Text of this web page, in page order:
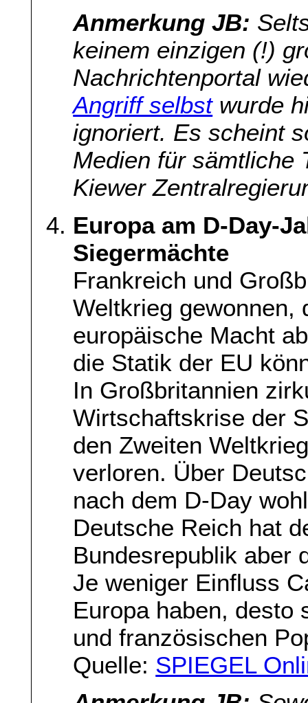
Anmerkung JB:
keinem einzigen (!)
Nachrichtenportal
Angriff selbstwurde
ignoriert. Es scheint
Medien für sämtliche
Kiewer
Europa am D-Day-
Siegermächte
Frankreich und
Weltkrieg gewonnen,
europäische Macht
die Statik der EU
In Großbritannien
Wirtschaftskrise der
den Zweiten
verloren. Über
nach dem D-Day
Deutsche Reich hat
Bundesrepublik aber
Je weniger Einfluss
Europa haben, desto
und französischen
Quelle: SPIEGEL